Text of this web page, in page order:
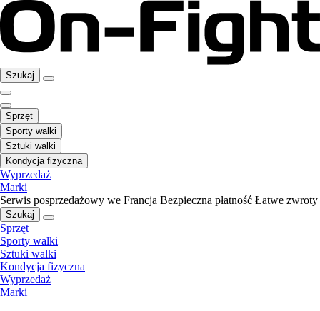
Szukaj
Sprzęt
Sporty walki
Sztuki walki
Kondycja fizyczna
Wyprzedaż
Marki
Serwis posprzedażowy we Francja Bezpieczna płatność Łatwe zwroty
Szukaj
Sprzęt
Sporty walki
Sztuki walki
Kondycja fizyczna
Wyprzedaż
Marki